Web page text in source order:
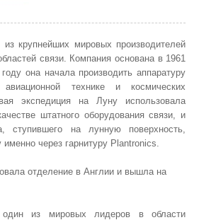
крупнейших мировых производителей
связи. Компания основана в 1961
она начала производить аппаратуру
технике и космических
экспедиция на Луну использовала
штатного оборудования связи, и
ступившего на лунную поверхность,
через гарнитуру Plantronics.
отделение в Англии и вышла на
из мировых лидеров в области